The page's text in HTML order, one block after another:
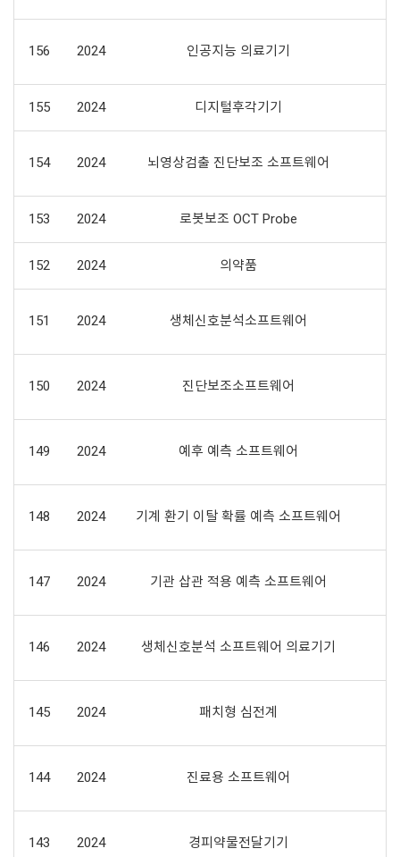
156 2024 인공지능 의료기기
155 2024 디지털후각기기
154 2024 뇌영상검출 진단보조 소프트웨어
153 2024 로봇보조 OCT Probe
152 2024 의약품
151 2024 생체신호분석소프트웨어
150 2024 진단보조소프트웨어
149 2024 예후 예측 소프트웨어
148 2024 기계 환기 이탈 확률 예측 소프트웨어
147 2024 기관 삽관 적용 예측 소프트웨어
146 2024 생체신호분석 소프트웨어 의료기기
145 2024 패치형 심전계
144 2024 진료용 소프트웨어
143 2024 경피약물전달기기